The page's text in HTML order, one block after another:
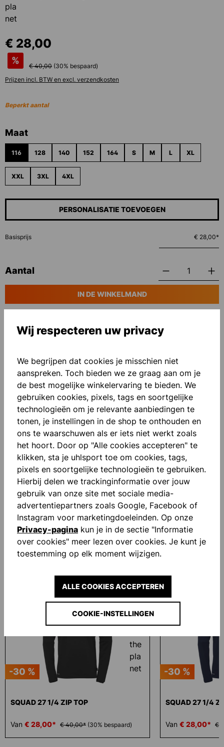
€ 28,00
%
€ 40,00 (30% bespaard)
Prijzen incl. BTW en excl. verzendkosten
Beperkt aantal
Selecteer
Maat
116 128 140 152 164 S M L XL
XXL 3XL 4XL
PERSONALISATIE TOEVOEGEN
Basisprijs € 28,00*
Aantal
IN DE WINKELMAND
Toevoegen aan verlanglijst
Beschrijving
Mouwen met tape "FOR THE PLANET"
Contrastkleurige inzetstukken Bedrukte letters
Opstaande kraag Unisex snit Smartbreathe Fi…
Meer
Beoordelingen
-30 %
SQUAD 27 1/4 ZIP TOP
Van € 28,00* € 40,00* (30% bespaard)
-30 %
SQUAD 27 1/4
Van € 28,00* €
Wij respecteren uw privacy
We begrijpen dat cookies je misschien niet
aanspreken. Toch bieden we ze graag aan om je
de best mogelijke winkelervaring te bieden. We
gebruiken cookies, pixels, tags en soortgelijke
technologieën om je relevante aanbiedingen te
tonen, je instellingen in de shop te onthouden en
ons te waarschuwen als er iets niet werkt zoals
het hoort. Door op "Alle cookies accepteren" te
klikken, sta je uhlsport toe om cookies, tags,
pixels en soortgelijke technologieën te gebruiken.
Hierbij delen we trackinginformatie over jouw
gebruik van onze site met sociale media-
advertentiepartners zoals Google, Facebook of
Instagram voor marketingdoeleinden. Op onze
Privacy-pagina kun je in de sectie "Informatie
over cookies" meer lezen over cookies. Je kunt je
toestemming op elk moment wijzigen.
COOKIE-INSTELLINGEN
ALLE COOKIES ACCEPTEREN